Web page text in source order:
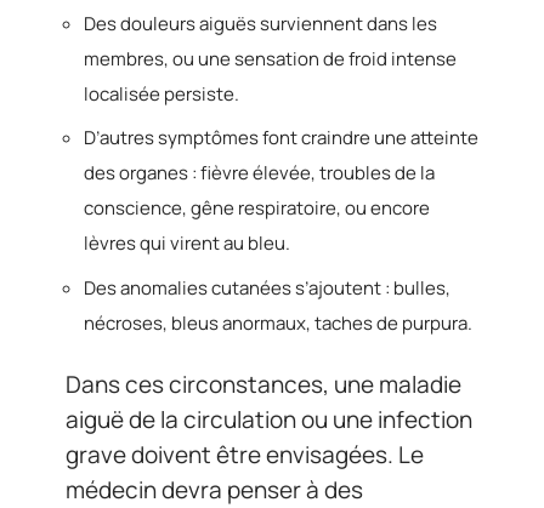
Des douleurs aiguës surviennent dans les
membres, ou une sensation de froid intense
localisée persiste.
D’autres symptômes font craindre une atteinte
des organes : fièvre élevée, troubles de la
conscience, gêne respiratoire, ou encore
lèvres qui virent au bleu.
Des anomalies cutanées s’ajoutent : bulles,
nécroses, bleus anormaux, taches de purpura.
Dans ces circonstances, une maladie
aiguë de la circulation ou une infection
grave doivent être envisagées. Le
médecin devra penser à des